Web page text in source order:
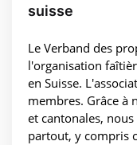
suisse
Le Verband des
l'organisation
en Suisse.
membres. Grâce à
et cantonales,
partout, y compris